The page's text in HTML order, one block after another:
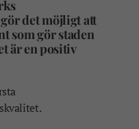
det möjligt att
som gör staden
är en positiv